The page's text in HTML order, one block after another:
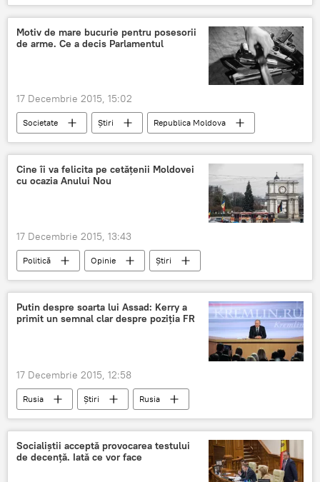
Arest Filat
Revelion
Curtea de Apel Chişinău
Vlad Filat, anchetat într-un dosar de corupţie
Motiv de mare bucurie pentru posesorii
de arme. Ce a decis Parlamentul
17 Decembrie 2015, 15:02
Societate Știri
Republica Moldova
Arme
Permis de armă
Posesori
Lege
Cine îi va felicita pe cetăţenii Moldovei
cu ocazia Anului Nou
17 Decembrie 2015, 13:43
Politică Opinie
Știri
Nicolae Timofti
Marian Lupu
Iurie Leancă
premier
candidat
uzurparea puterii
Anul Nou
Putin despre soarta lui Assad: Kerry a
primit un semnal clar despre poziţia FR
17 Decembrie 2015, 12:58
Rusia Știri
Rusia
Vladimir Putin
John Kerry
conferință
Socialiştii acceptă provocarea testului
de decenţă. Iată ce vor face